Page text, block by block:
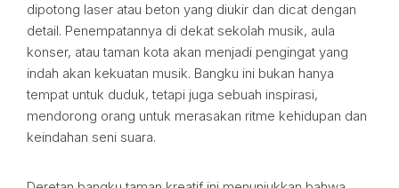
dipotong laser atau beton yang diukir dan dicat dengan
detail. Penempatannya di dekat sekolah musik, aula
konser, atau taman kota akan menjadi pengingat yang
indah akan kekuatan musik. Bangku ini bukan hanya
tempat untuk duduk, tetapi juga sebuah inspirasi,
mendorong orang untuk merasakan ritme kehidupan dan
keindahan seni suara.